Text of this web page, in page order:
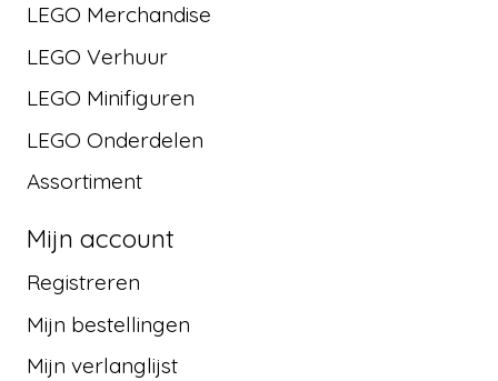
LEGO Merchandise
LEGO Verhuur
LEGO Minifiguren
LEGO Onderdelen
Assortiment
Mijn account
Registreren
Mijn bestellingen
Mijn verlanglijst